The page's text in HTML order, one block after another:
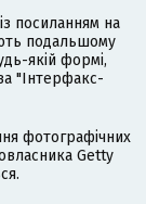
посиланням на
подальшому
якій формі,
"Інтерфакс-
фотографічних
Getty